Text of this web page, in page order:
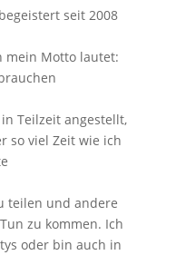
seit 2008
mein Motto lautet:
Teilzeit angestellt,
so viel Zeit wie ich
teilen und andere
zu kommen. Ich
oder bin auch in